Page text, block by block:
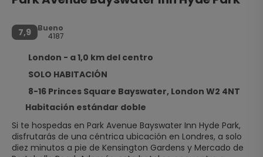
7,9
Bueno
4187
London - a 1,0 km del centro
SOLO HABITACIÓN
8-16 Princes Square Bayswater, London W2 4NT
Habitación estándar doble
Si te hospedas en Park Avenue Bayswater Inn Hyde Park,
disfrutarás de una céntrica ubicación en Londres, a solo
diez minutos a pie de Kensington Gardens y Mercado de